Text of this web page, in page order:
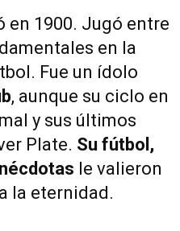
en 1900. Jugó entre
en la
Fue un ídolo
, aunque su ciclo en
y sus últimos
Plate. Su fútbol,
le valieron
la eternidad.